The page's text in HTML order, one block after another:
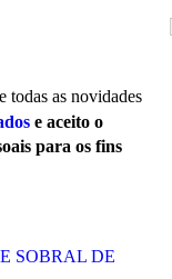
todas as novidades
e aceito o
para os fins
SOBRAL DE